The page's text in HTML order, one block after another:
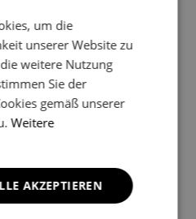
2
um die
unserer Website zu
weitere Nutzung
Sie der
gemäß unserer
Weitere
AKZEPTIEREN